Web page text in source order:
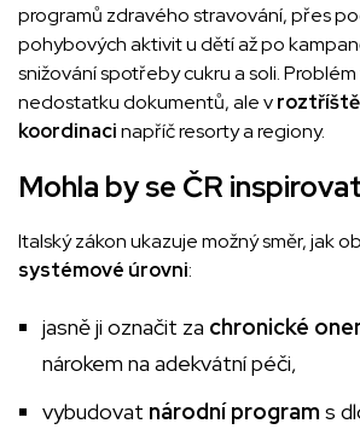
programů zdravého stravování, přes
pohybových aktivit u dětí až po
snižování spotřeby cukru a soli.
nedostatku dokumentů, ale v
koordinacinapříč resorty a regiony.
Mohla by se ČR
Italský zákon ukazuje možný směr, jak
systémové úrovni:
jasně ji označit za chronické
nárokem na adekvátní péči,
vybudovat národní program s